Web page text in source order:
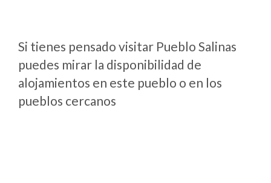
Si tienes pensado visitar Pueblo Salinas
puedes mirar la disponibilidad de
alojamientos en este pueblo o en los
pueblos cercanos